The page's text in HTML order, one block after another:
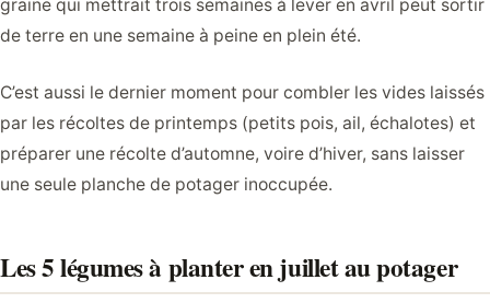
graine qui mettrait trois semaines à lever en avril peut sortir
de terre en une semaine à peine en plein été.
C’est aussi le dernier moment pour combler les vides laissés
par les récoltes de printemps (petits pois, ail, échalotes) et
préparer une récolte d’automne, voire d’hiver, sans laisser
une seule planche de potager inoccupée.
Les 5 légumes à planter en juillet au potager